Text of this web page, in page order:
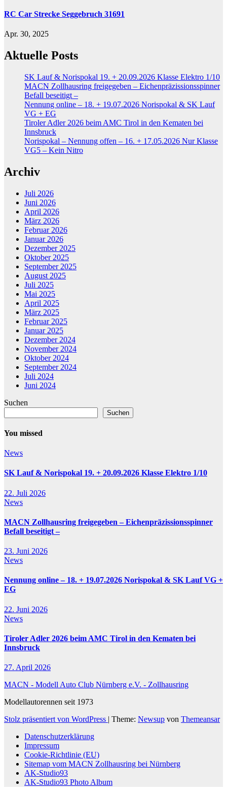
RC Car Strecke Seggebruch 31691
Apr. 30, 2025
Aktuelle Posts
SK Lauf & Norispokal 19. + 20.09.2026 Klasse Elektro 1/10
MACN Zollhausring freigegeben – Eichenpräzissionsspinner
Befall beseitigt –
Nennung online – 18. + 19.07.2026 Norispokal & SK Lauf
VG + EG
Tiroler Adler 2026 beim AMC Tirol in den Kematen bei
Innsbruck
Norispokal – Nennung offen – 16. + 17.05.2026 Nur Klasse
VG5 – Kein Nitro
Archiv
Juli 2026
Juni 2026
April 2026
März 2026
Februar 2026
Januar 2026
Dezember 2025
Oktober 2025
September 2025
August 2025
Juli 2025
Mai 2025
April 2025
März 2025
Februar 2025
Januar 2025
Dezember 2024
November 2024
Oktober 2024
September 2024
Juli 2024
Juni 2024
Suchen
Suchen
You missed
News
SK Lauf & Norispokal 19. + 20.09.2026 Klasse Elektro 1/10
22. Juli 2026
News
MACN Zollhausring freigegeben – Eichenpräzissionsspinner
Befall beseitigt –
23. Juni 2026
News
Nennung online – 18. + 19.07.2026 Norispokal & SK Lauf VG +
EG
22. Juni 2026
News
Tiroler Adler 2026 beim AMC Tirol in den Kematen bei
Innsbruck
27. April 2026
MACN - Modell Auto Club Nürnberg e.V. - Zollhausring
Modellautorennen seit 1973
Stolz präsentiert von WordPress | Theme: Newsup von Themeansar
Datenschutzerklärung
Impressum
Cookie-Richtlinie (EU)
Sitemap vom MACN Zollhausring bei Nürnberg
AK-Studio93
AK-Studio93 Photo Album